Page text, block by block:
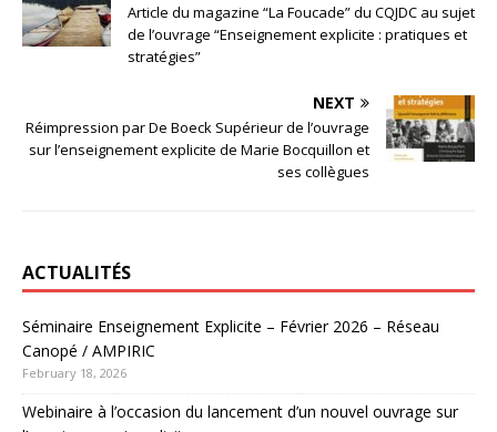
Article du magazine “La Foucade” du CQJDC au sujet
de l’ouvrage “Enseignement explicite : pratiques et
stratégies”
NEXT
Réimpression par De Boeck Supérieur de l’ouvrage
sur l’enseignement explicite de Marie Bocquillon et
ses collègues
ACTUALITÉS
Séminaire Enseignement Explicite – Février 2026 – Réseau
Canopé / AMPIRIC
February 18, 2026
Webinaire à l’occasion du lancement d’un nouvel ouvrage sur